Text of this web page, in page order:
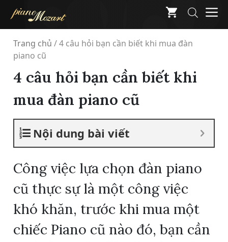
content
Trang chủ /4 câu hỏi bạn cần biết khi mua đàn
piano cũ
4 câu hỏi bạn cần biết khi
mua đàn piano cũ
Nội dung bài viết
Công việc lựa chọn đàn piano
cũ thực sự là một công việc
khó khăn, trước khi mua một
chiếc Piano cũ nào đó, bạn cần